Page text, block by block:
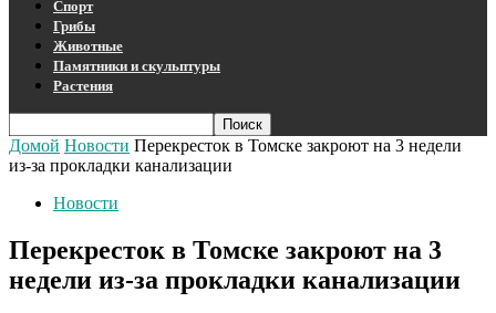
Спорт
Грибы
Животные
Памятники и скульптуры
Растения
Домой Новости Перекресток в Томске закроют на 3 недели
из-за прокладки канализации
Новости
Перекресток в Томске закроют на 3
недели из-за прокладки канализации